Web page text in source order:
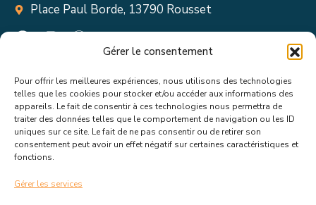
Gérer le consentement
Pour offrir les meilleures expériences, nous utilisons des technologies
telles que les cookies pour stocker et/ou accéder aux informations des
appareils. Le fait de consentir à ces technologies nous permettra de
traiter des données telles que le comportement de navigation ou les ID
uniques sur ce site. Le fait de ne pas consentir ou de retirer son
consentement peut avoir un effet négatif sur certaines caractéristiques et
fonctions.
Gérer les services
Place Paul Borde, 13790 Rousset
Suivez toutes les informations &
actualités de votre ville !